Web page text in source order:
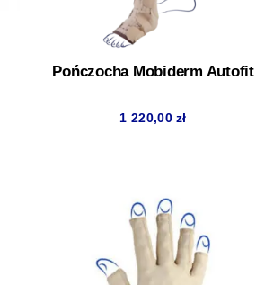
Pończocha Mobiderm Autofit
1 220,00zł